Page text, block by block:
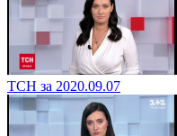
ТСН за 2020.09.07